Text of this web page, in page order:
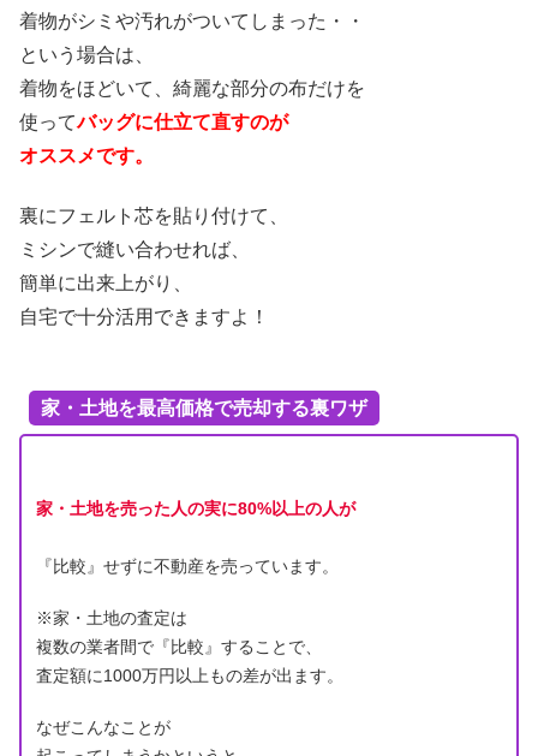
着物がシミや汚れがついてしまった・・
という場合は、
着物をほどいて、綺麗な部分の布だけを
使ってバッグに仕立て直すのが
オススメです。
裏にフェルト芯を貼り付けて、
ミシンで縫い合わせれば、
簡単に出来上がり、
自宅で十分活用できますよ！
家・土地を最高価格で売却する裏ワザ
家・土地を売った人の実に80%以上の人が
『比較』せずに不動産を売っています。
※家・土地の査定は
複数の業者間で『比較』することで、
査定額に1000万円以上もの差が出ます。
なぜこんなことが